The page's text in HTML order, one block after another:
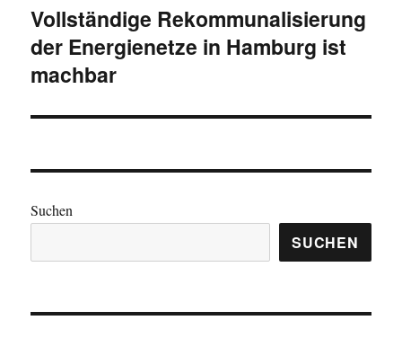
Nächster
Beitrag:
Vollständige Rekommunalisierung
der Energienetze in Hamburg ist
machbar
Suchen
SUCHEN